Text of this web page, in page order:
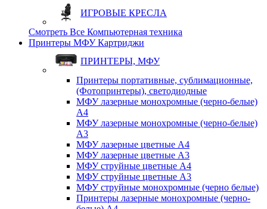
ИГРОВЫЕ КРЕСЛА
Смотреть Все Компьютерная техника
Принтеры МФУ Картриджи
ПРИНТЕРЫ, МФУ
Принтеры портативные, сублимационные,
(Фотопринтеры), светодиодные
МФУ лазерные монохромные (черно-белые)
A4
МФУ лазерные монохромные (черно-белые)
A3
МФУ лазерные цветные A4
МФУ лазерные цветные A3
МФУ струйные цветные A4
МФУ струйные цветные A3
МФУ струйные монохромные (черно белые)
Принтеры лазерные монохромные (черно-